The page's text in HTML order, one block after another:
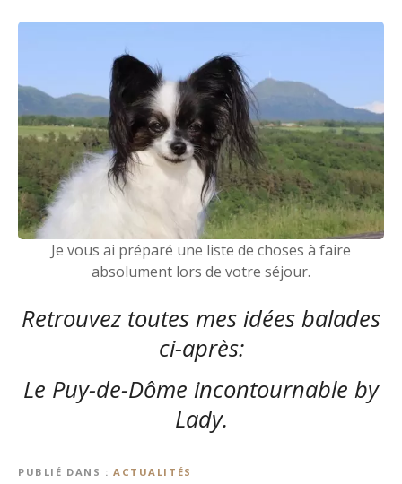
Je vous ai préparé une liste de choses à faire
absolument lors de votre séjour.
Retrouvez toutes mes idées balades
ci-après:
Le Puy-de-Dôme incontournable by
Lady.
PUBLIÉ DANS ACTUALITÉS